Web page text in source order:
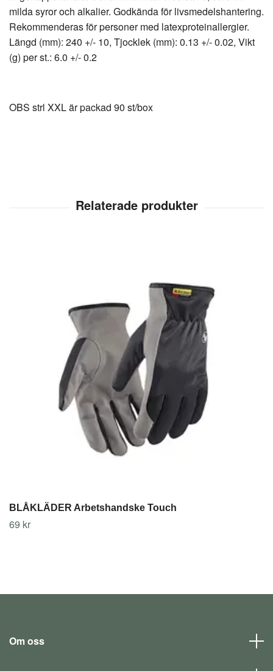
milda syror och alkalier. Godkända för livsmedelshantering.
Rekommenderas för personer med latexproteinallergier.
Längd (mm): 240 +/- 10, Tjocklek (mm): 0.13 +/- 0.02, Vikt
(g) per st.: 6.0 +/- 0.2
OBS strl XXL är packad 90 st/box
BLÅKLÄDER Arbetshandske Touch
69 kr
Om oss